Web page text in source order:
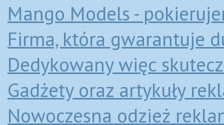
Mango Models -
Firma, która gwarantuje
Dedykowany więc
Gadżety oraz artykuły
Nowoczesna odzież